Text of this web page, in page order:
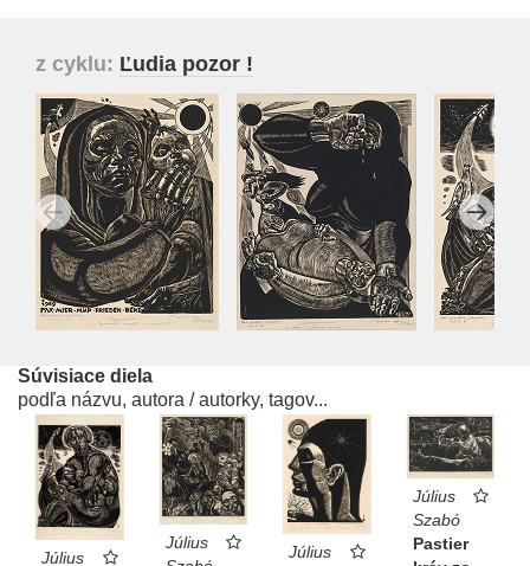
z cyklu: Ľudia pozor !
Súvisiace diela
podľa názvu, autora / autorky, tagov...
Július
Július
Július
Július
Szabó
Pastier